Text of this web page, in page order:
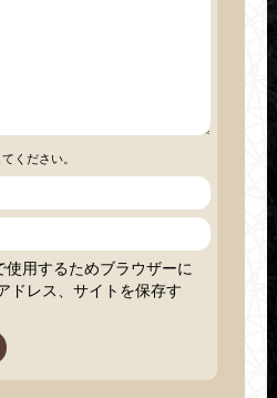
ください。
使用するためブラウザーに
ドレス、サイトを保存す